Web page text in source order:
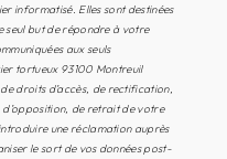
informatisé. Elles sont destinées
seul but de répondre à votre
aux seuls
tortueux 93100 Montreuil
droits d’accès, de rectification,
de retrait de votre
une réclamation auprès
le sort de vos données post-